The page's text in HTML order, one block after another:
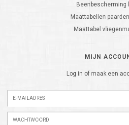
Beenbescherming
Maattabellen
Maattabel
MIJN
Log in of maak een